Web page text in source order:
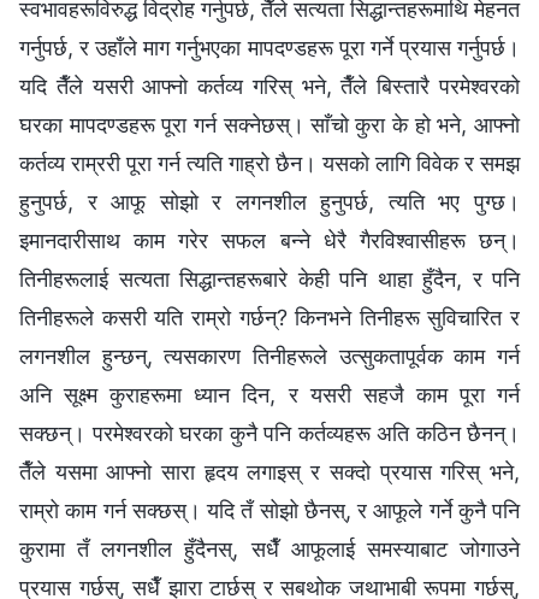
स्वभावहरूविरुद्ध विद्रोह गर्नुपर्छ, तैँले सत्यता सिद्धान्तहरूमाथि मेहनत
गर्नुपर्छ, र उहाँले माग गर्नुभएका मापदण्डहरू पूरा गर्ने प्रयास गर्नुपर्छ।
यदि तैँले यसरी आफ्नो कर्तव्य गरिस् भने, तैँले बिस्तारै परमेश्‍वरको
घरका मापदण्डहरू पूरा गर्न सक्नेछस्। साँचो कुरा के हो भने, आफ्‍नो
कर्तव्य राम्ररी पूरा गर्न त्यति गाह्रो छैन। यसको लागि विवेक र समझ
हुनुपर्छ, र आफू सोझो र लगनशील हुनुपर्छ, त्यति भए पुग्छ।
इमानदारीसाथ काम गरेर सफल बन्‍ने धेरै गैरविश्‍वासीहरू छन्।
तिनीहरूलाई सत्यता सिद्धान्तहरूबारे केही पनि थाहा हुँदैन, र पनि
तिनीहरूले कसरी यति राम्रो गर्छन्? किनभने तिनीहरू सुविचारित र
लगनशील हुन्छन्, त्यसकारण तिनीहरूले उत्सुकतापूर्वक काम गर्न
अनि सूक्ष्म कुराहरूमा ध्यान दिन, र यसरी सहजै काम पूरा गर्न
सक्छन्। परमेश्‍वरको घरका कुनै पनि कर्तव्यहरू अति कठिन छैनन्।
तैँले यसमा आफ्‍नो सारा हृदय लगाइस् र सक्दो प्रयास गरिस् भने,
राम्रो काम गर्न सक्छस्। यदि तँ सोझो छैनस्, र आफूले गर्ने कुनै पनि
कुरामा तँ लगनशील हुँदैनस्, सधैँ आफूलाई समस्याबाट जोगाउने
प्रयास गर्छस्, सधैँ झारा टार्छस् र सबथोक जथाभाबी रूपमा गर्छस्,